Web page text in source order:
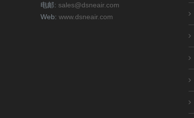
电邮: sales@dsneair.com
Web: www.dsneair.com